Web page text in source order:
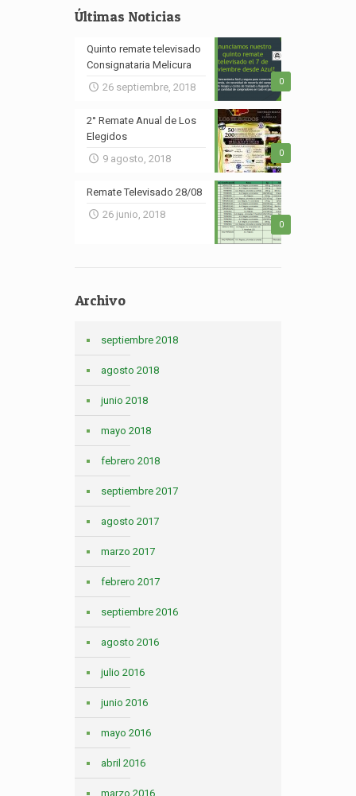
Últimas Noticias
0
Quinto remate televisado
Consignataria Melicura
26 septiembre, 2018
0
2° Remate Anual de Los
Elegidos
9 agosto, 2018
0
Remate Televisado 28/08
26 junio, 2018
Archivo
septiembre 2018
agosto 2018
junio 2018
mayo 2018
febrero 2018
septiembre 2017
agosto 2017
marzo 2017
febrero 2017
septiembre 2016
agosto 2016
julio 2016
junio 2016
mayo 2016
abril 2016
marzo 2016